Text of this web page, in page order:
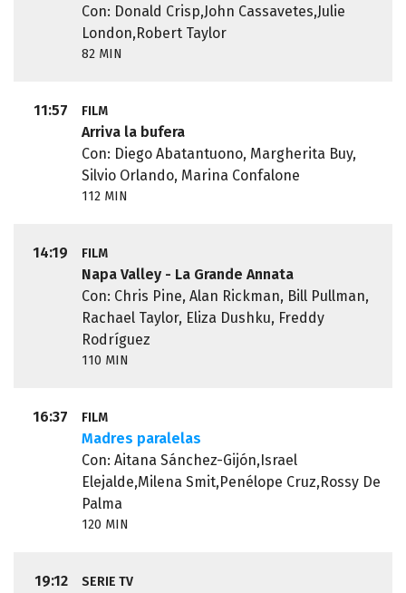
Con: Donald Crisp,John Cassavetes,Julie
London,Robert Taylor
82 MIN
11:57 FILM
Arriva la bufera
Con: Diego Abatantuono, Margherita Buy,
Silvio Orlando, Marina Confalone
112 MIN
14:19 FILM
Napa Valley - La Grande Annata
Con: Chris Pine, Alan Rickman, Bill Pullman,
Rachael Taylor, Eliza Dushku, Freddy
Rodríguez
110 MIN
16:37 FILM
Madres paralelas
Con: Aitana Sánchez-Gijón,Israel
Elejalde,Milena Smit,Penélope Cruz,Rossy De
Palma
120 MIN
19:12 SERIE TV